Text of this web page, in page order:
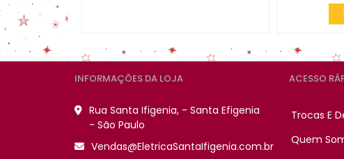
INFORMAÇÕES DA LOJA
Rua Santa Ifigenia, - Santa Efigenia
- São Paulo
Vendas@EletricaSantaIfigenia.com.br
ACESSO
Trocas E
Quem